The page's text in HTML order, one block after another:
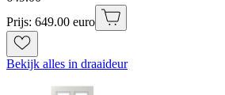
Prijs: 649.00 euro
Bekijk alles in draaideur